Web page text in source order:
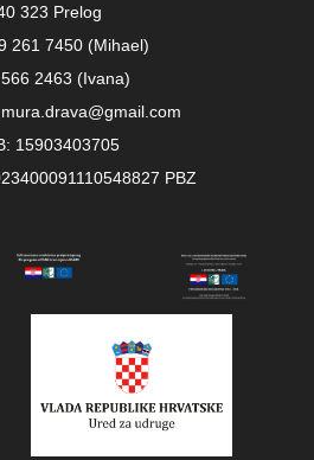
323 Prelog
261 7450 (Mihael)
2463 (Ivana)
15903403705
PBZ